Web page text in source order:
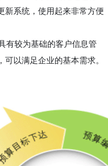
新系统，使用起来非常方便
有较为基础的客户信息管
以满足企业的基本需求。